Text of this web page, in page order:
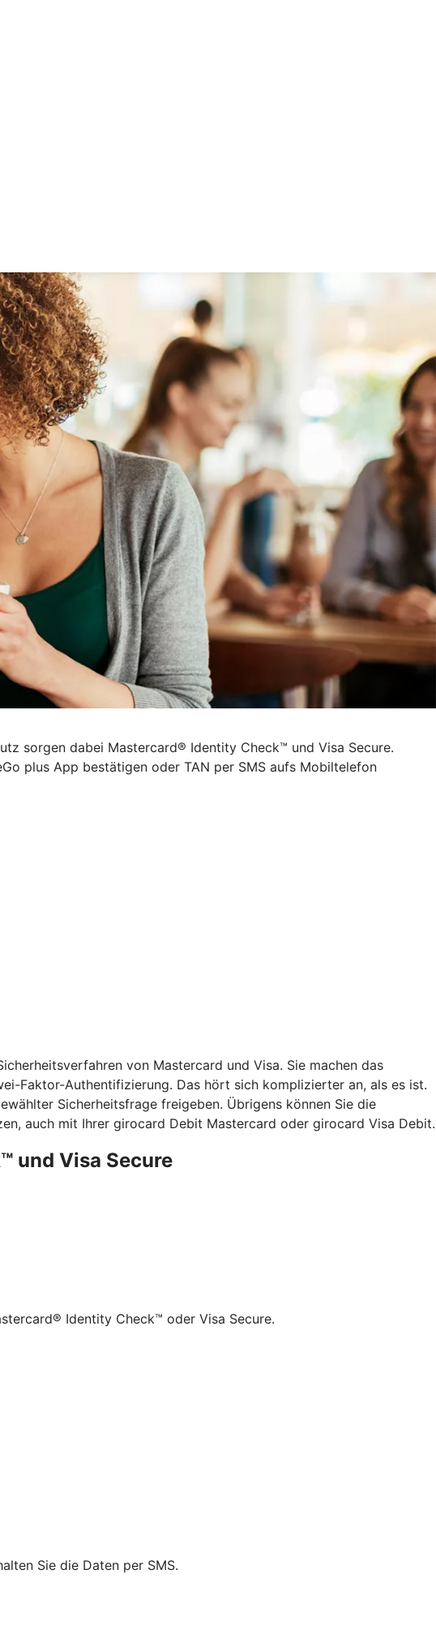
sorgen dabei Mastercard® Identity Check™ und Visa Secure.
plus App bestätigen oder TAN per SMS aufs Mobiltelefon
von Mastercard und Visa. Sie machen das
Faktor-Authentifizierung. Das hört sich komplizierter an, als es ist.
Sicherheitsfrage freigeben. Übrigens können Sie die
auch mit Ihrer girocard Debit Mastercard oder girocard Visa Debit.
und Visa Secure
Identity Check™ oder Visa Secure.
Sie die Daten per SMS.